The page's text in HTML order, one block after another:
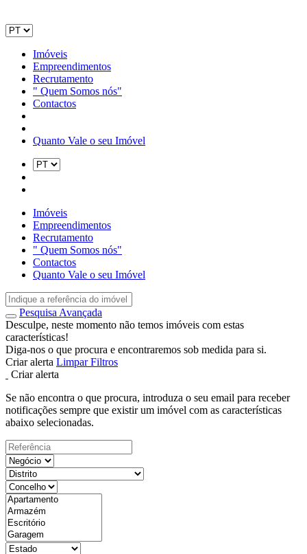
Imóveis
Empreendimentos
Recrutamento
" Quem Somos nós"
Contactos
Quanto Vale o seu Imóvel
Imóveis
Empreendimentos
Recrutamento
" Quem Somos nós"
Contactos
Quanto Vale o seu Imóvel
Pesquisa Avançada
Desculpe, neste momento não temos imóveis com estas
características!
Diga-nos o que procura e encontraremos sob medida para si.
Criar alerta Limpar Filtros
Criar alerta
Se não encontra o que procura, introduza o seu email para receber
notificações sempre que existir um imóvel com as características
abaixo selecionadas.